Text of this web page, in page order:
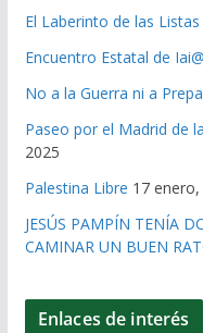
El Laberinto de las Listas
Encuentro Estatal de
No a la Guerra ni a
Paseo por el Madrid de
2025
Palestina Libre 17 enero,
JESÚS PAMPÍN TENÍA
CAMINAR UN BUEN
Enlaces de interés